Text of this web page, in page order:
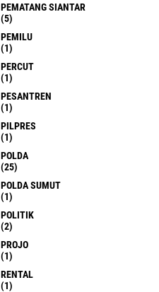
PEMATANG SIANTAR
(5)
PEMILU
(1)
PERCUT
(1)
PESANTREN
(1)
PILPRES
(1)
POLDA
(25)
POLDA SUMUT
(1)
POLITIK
(2)
PROJO
(1)
RENTAL
(1)